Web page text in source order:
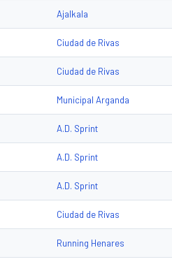
Ajalkala
Ciudad de Rivas
Ciudad de Rivas
Municipal Arganda
A.D. Sprint
A.D. Sprint
A.D. Sprint
Ciudad de Rivas
Running Henares